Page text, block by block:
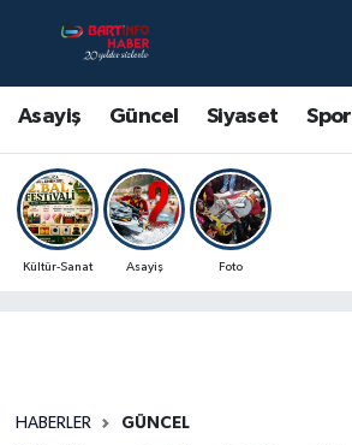
Asayiş Güncel Siyaset Spor
Kültür-Sanat Asayiş Foto
HABERLER GÜNCEL
Asayiş
Bartın Hakkında
Çevre
Eğitim
Bartın Nöbetçi Eczaneler
Bartın Hava Durumu
Bartin Namaz Vakitleri
Bartın Trafik Yoğunluk Haritası